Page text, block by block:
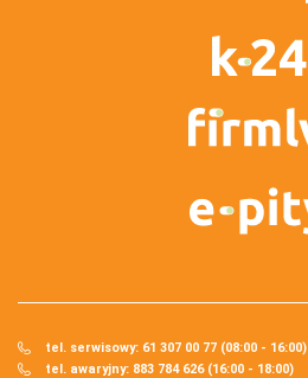
tel. serwisowy: 61 307 00 77 (08:00 - 16:00)
tel. awaryjny: 883 784 626 (16:00 - 18:00)